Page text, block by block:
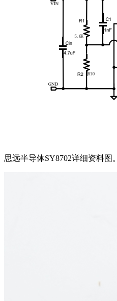
思远半导体SY8702详细资料图。